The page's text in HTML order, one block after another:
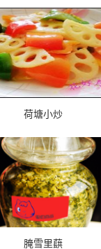
荷塘小炒
腌雪里蕻